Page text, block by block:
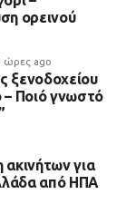
ορεινού
ώρες ago
ξενοδοχείου
– Ποιό γνωστό
για
από ΗΠΑ